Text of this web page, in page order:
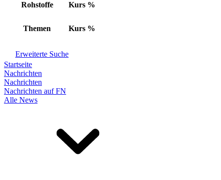
Rohstoffe Kurs %
Themen Kurs %
Erweiterte Suche
Startseite
Nachrichten
Nachrichten
Nachrichten auf FN
Alle News